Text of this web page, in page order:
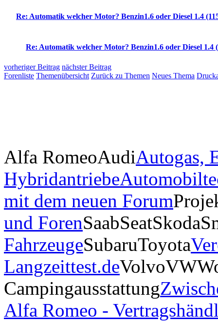
Re: Automatik welcher Motor? Benzin1.6 oder Diesel 1.4
Re: Automatik welcher Motor? Benzin1.6 oder Diesel 1.4
vorheriger Beitrag nächster Beitrag
Forenliste Themenübersicht Zurück zu Themen Neues Thema
Alfa RomeoAudiAutogas,
Hybridantriebe
mit dem neuen Forum
und ForenSaabSeatSkoda
FahrzeugeSubaruToyota
Langzeittest.deVolvoVW
Campingausstattung
Alfa Romeo -